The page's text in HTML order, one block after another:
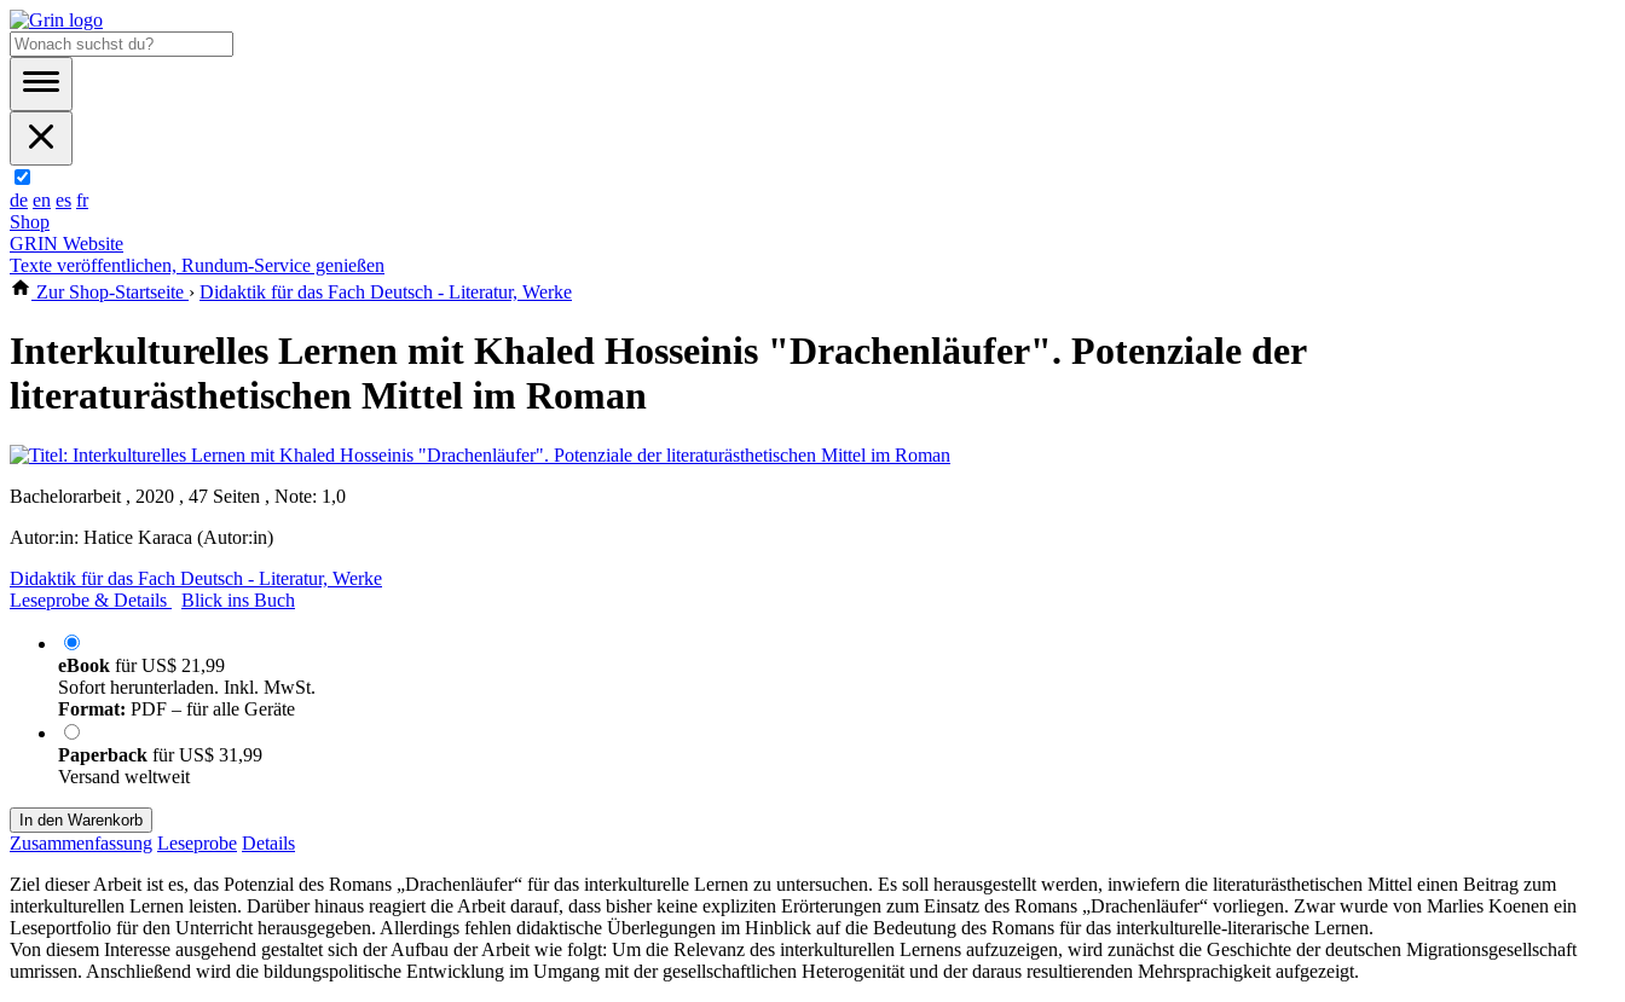
de en es fr
Shop
GRIN Website
Texte veröffentlichen, Rundum-Service genießen
Zur Shop-Startseite › Didaktik für das Fach Deutsch - Literatur, Werke
Interkulturelles Lernen mit Khaled Hosseinis "Drachenläufer". Potenziale der
literaturästhetischen Mittel im Roman
Bachelorarbeit , 2020 , 47 Seiten , Note: 1,0
Autor:in: Hatice Karaca (Autor:in)
Didaktik für das Fach Deutsch - Literatur, Werke
Leseprobe & Details
Blick ins Buch
eBook fürUS$ 21,99
Sofort herunterladen. Inkl. MwSt.
Format: PDF – für alle Geräte
Paperback fürUS$ 31,99
Versand weltweit
In den Warenkorb
Zusammenfassung Leseprobe Details
Ziel dieser Arbeit ist es, das Potenzial des Romans „Drachenläufer“ für das interkulturelle Lernen zu untersuchen. Es soll herausgestellt werden, inwiefern die literaturästhetischen Mittel einen Beitrag zum
interkulturellen Lernen leisten. Darüber hinaus reagiert die Arbeit darauf, dass bisher keine expliziten Erörterungen zum Einsatz des Romans „Drachenläufer“ vorliegen. Zwar wurde von Marlies Koenen ein
Leseportfolio für den Unterricht herausgegeben. Allerdings fehlen didaktische Überlegungen im Hinblick auf die Bedeutung des Romans für das interkulturelle-literarische Lernen.
Von diesem Interesse ausgehend gestaltet sich der Aufbau der Arbeit wie folgt: Um die Relevanz des interkulturellen Lernens aufzuzeigen, wird zunächst die Geschichte der deutschen Migrationsgesellschaft
umrissen. Anschließend wird die bildungspolitische Entwicklung im Umgang mit der gesellschaftlichen Heterogenität und der daraus resultierenden Mehrsprachigkeit aufgezeigt.